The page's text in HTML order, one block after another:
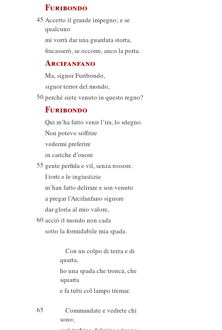
Furibondo
45 Accetto il grande impegno; e se
qualcuno
mi vorrà dar una guardata storta,
fracasserò, se occorre, anco la porta.
Arcifanfano
Ma, signor Furibondo,
signor terror del mondo,
50perché siete venuto in questo regno?
Furibondo
Qui m’ha fatto venir l’ira, lo sdegno.
Non potevo soffrire
vedermi preferire
in cariche d’onore
55 gente perfida e vil, senza rossore.
I torti e le ingiustizie
m’han fatto delirare e son venuto
a pregar l’Arcifanfano signore
dar gloria al mio valore,
60acciò il mondo non cada
sotto la formidabile mia spada.
Con un colpo di terza e di
quarta,
ho una spada che tronca, che
squarta
e fa tutti col lampo tremar.
65
Commandate e vedrete chi
sono;